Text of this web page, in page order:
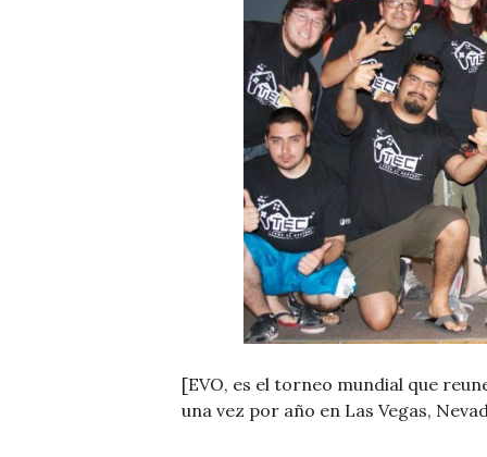
[EVO, es el torneo mundial que
una vez por año en Las Vegas,